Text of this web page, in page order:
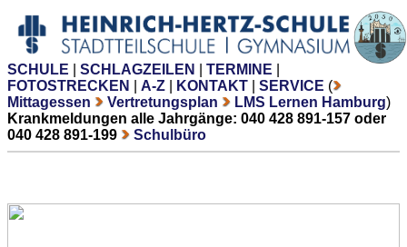
SCHULE SCHLAGZEILEN TERMINE
FOTOSTRECKEN
A-Z KONTAKT SERVICE (
Mittagessen
Vertretungsplan LMS Lernen Hamburg)
Krankmeldungen alle Jahrgänge: 040 428 891-157 oder
040 428 891-199
Schulbüro